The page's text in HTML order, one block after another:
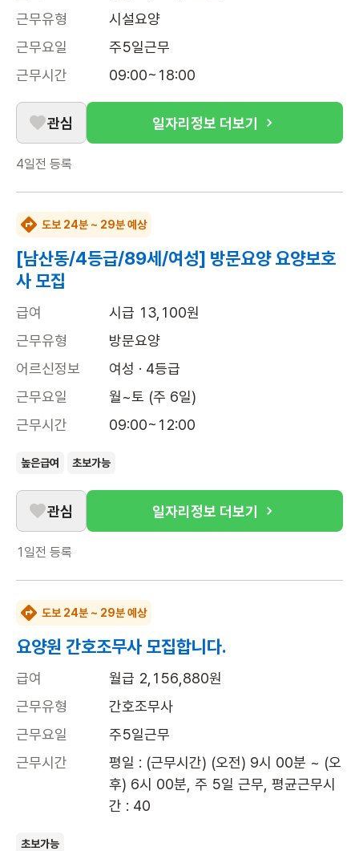
근무유형
시설요양
근무요일
주5일근무
근무시간
09:00~18:00
관심 일자리정보 더보기
4일전 등록
도보 24분 ~ 29분 예상
[남산동/4등급/89세/여성] 방문요양 요양보호
사 모집
급여
시급 13,100원
근무유형
방문요양
어르신정보
여성 · 4등급
근무요일
월~토 (주 6일)
근무시간
09:00~12:00
높은급여 초보가능
관심 일자리정보 더보기
1일전 등록
도보 24분 ~ 29분 예상
요양원 간호조무사 모집합니다.
급여
월급 2,156,880원
근무유형
간호조무사
근무요일
주5일근무
근무시간
평일 : (근무시간) (오전) 9시 00분 ~ (오
후) 6시 00분, 주 5일 근무, 평균근무시
간 : 40
초보가능